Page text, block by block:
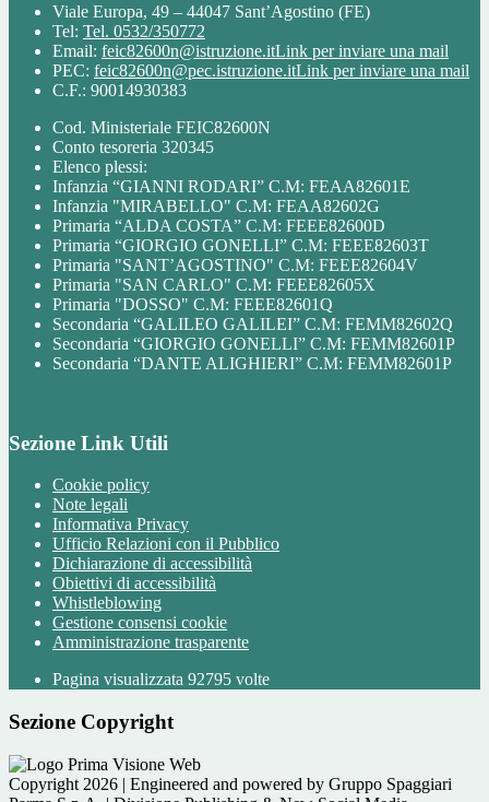
Viale Europa, 49 – 44047 Sant’Agostino (FE)
Tel: Tel. 0532/350772
Email: feic82600n@istruzione.itLink per inviare una mail
PEC: feic82600n@pec.istruzione.itLink per inviare una mail
C.F.: 90014930383
Cod. Ministeriale FEIC82600N
Conto tesoreria 320345
Elenco plessi:
Infanzia “GIANNI RODARI” C.M: FEAA82601E
Infanzia "MIRABELLO" C.M: FEAA82602G
Primaria “ALDA COSTA” C.M: FEEE82600D
Primaria “GIORGIO GONELLI” C.M: FEEE82603T
Primaria "SANT’AGOSTINO" C.M: FEEE82604V
Primaria "SAN CARLO" C.M: FEEE82605X
Primaria "DOSSO" C.M: FEEE82601Q
Secondaria “GALILEO GALILEI” C.M: FEMM82602Q
Secondaria “GIORGIO GONELLI” C.M: FEMM82601P
Secondaria “DANTE ALIGHIERI” C.M: FEMM82601P
Sezione Link Utili
Cookie policy
Note legali
Informativa Privacy
Ufficio Relazioni con il Pubblico
Dichiarazione di accessibilità
Obiettivi di accessibilità
Whistleblowing
Gestione consensi cookie
Amministrazione trasparente
Pagina visualizzata 92795 volte
Sezione Copyright
Copyright 2026 | Engineered and powered by Gruppo Spaggiari